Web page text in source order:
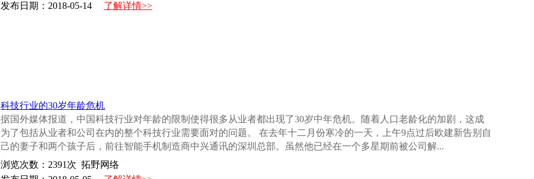
发布日期：2018-05-14 了解详情>>
科技行业的30岁年龄危机
据国外媒体报道，中国科技行业对年龄的限制使得很多从业者都出现了30岁中年危机。随着人口老龄化的加剧，这成
为了包括从业者和公司在内的整个科技行业需要面对的问题。 在去年十二月份寒冷的一天，上午9点过后欧建新告别自
己的妻子和两个孩子后，前往智能手机制造商中兴通讯的深圳总部。虽然他已经在一个多星期前被公司解...
浏览次数： 2391 次 拓野网络